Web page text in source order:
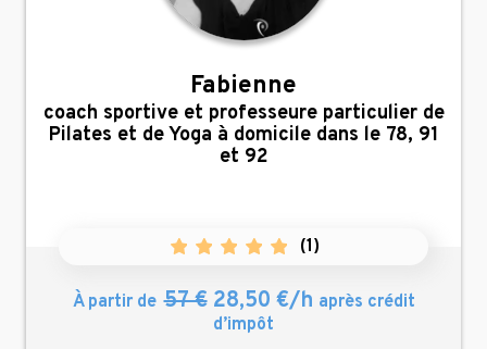
Fabienne
,
coach sportive et professeure particulier de
Pilates et de Yoga à domicile dans le 78, 91
et 92
(1)
À partir de 57 €28,50 €/h après crédit
d’impôt